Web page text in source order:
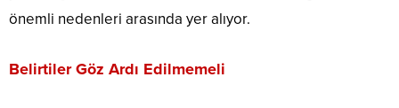
önemli nedenleri arasında yer alıyor.
Belirtiler Göz Ardı Edilmemeli